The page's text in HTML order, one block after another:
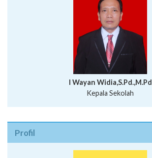
I Wayan Widia,S.Pd.,M.Pd
Kepala Sekolah
Profil